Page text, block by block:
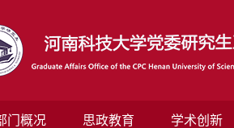
门概况 思政教育 学术创新